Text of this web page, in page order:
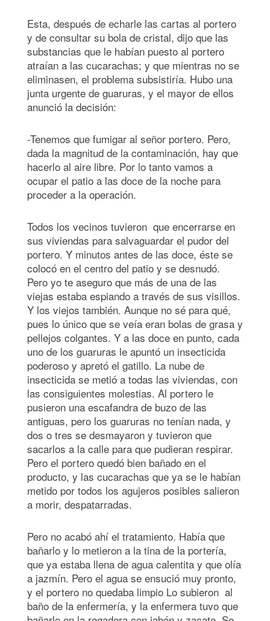
Esta, después de echarle las cartas al portero
y de consultar su bola de cristal, dijo que las
substancias que le habían puesto al portero
atraían a las cucarachas; y que mientras no se
eliminasen, el problema subsistiría. Hubo una
junta urgente de guaruras, y el mayor de ellos
anunció la decisión:
-Tenemos que fumigar al señor portero. Pero,
dada la magnitud de la contaminación, hay que
hacerlo al aire libre. Por lo tanto vamos a
ocupar el patio a las doce de la noche para
proceder a la operación.
Todos los vecinos tuvieron que encerrarse en
sus viviendas para salvaguardar el pudor del
portero. Y minutos antes de las doce, éste se
colocó en el centro del patio y se desnudó.
Pero yo te aseguro que más de una de las
viejas estaba espiando a través de sus visillos.
Y los viejos también. Aunque no sé para qué,
pues lo único que se veía eran bolas de grasa y
pellejos colgantes. Y a las doce en punto, cada
uno de los guaruras le apuntó un insecticida
poderoso y apretó el gatillo. La nube de
insecticida se metió a todas las viviendas, con
las consiguientes molestias. Al portero le
pusieron una escafandra de buzo de las
antiguas, pero los guaruras no tenían nada, y
dos o tres se desmayaron y tuvieron que
sacarlos a la calle para que pudieran respirar.
Pero el portero quedó bien bañado en el
producto, y las cucarachas que ya se le habían
metido por todos los agujeros posibles salieron
a morir, despatarradas.
Pero no acabó ahí el tratamiento. Había que
bañarlo y lo metieron a la tina de la portería,
que ya estaba llena de agua calentita y que olía
a jazmín. Pero el agua se ensució muy pronto,
y el portero no quedaba limpio Lo subieron al
baño de la enfermería, y la enfermera tuvo que